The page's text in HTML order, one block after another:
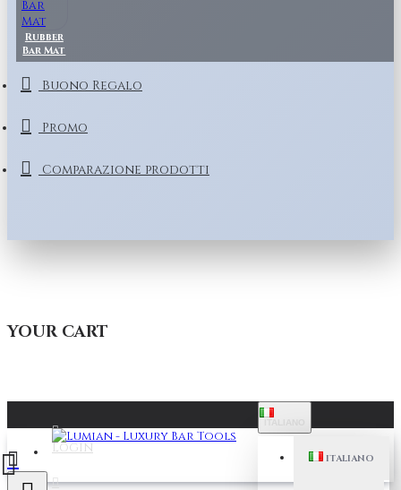
Rubber
Bar Mat
Buono Regalo
Promo
Comparazione prodotti
YOUR CART
Login
ITALIANO